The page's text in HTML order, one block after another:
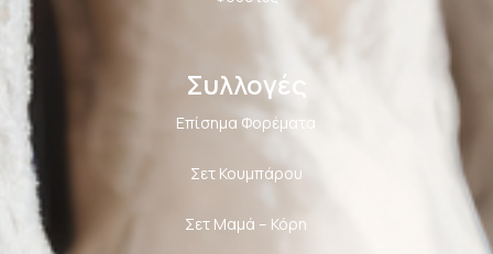
Συλλογές
Επίσημα Φορέματα
Σετ Κουμπάρου
Σετ Μαμά – Κόρη